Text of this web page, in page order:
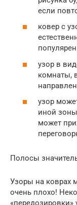
если
ковер с
узор в
комнаты,
узор
иной
может
Полосы
Узоры на коврах
очень плохо!